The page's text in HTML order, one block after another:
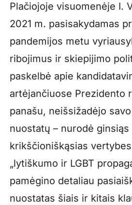
Plačiojoje visuomenėje I.
2021 m. pasisakydamas
pandemijos metu
ribojimus ir skiepijimo
paskelbė apie
artėjančiuose Prezidento
panašu, neišsižadėjo
nuostatų – nurodė ginsiąs
krikščioniškąsias
„lytiškumo ir LGBT
pamėgino detaliau
nuostatas šiais ir kitais